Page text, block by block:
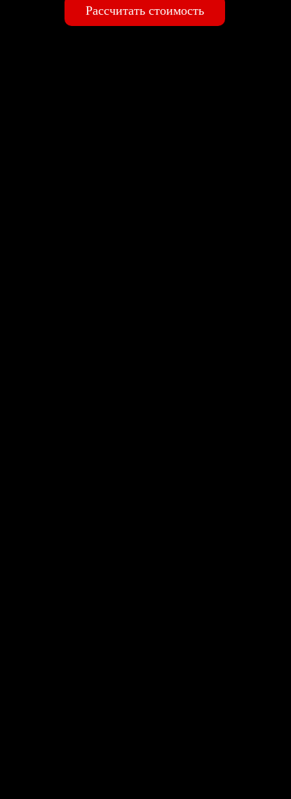
Рассчитать стоимость